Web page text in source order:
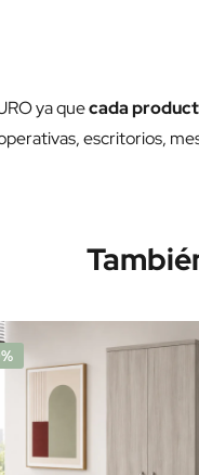
ya quecada
escritorios,